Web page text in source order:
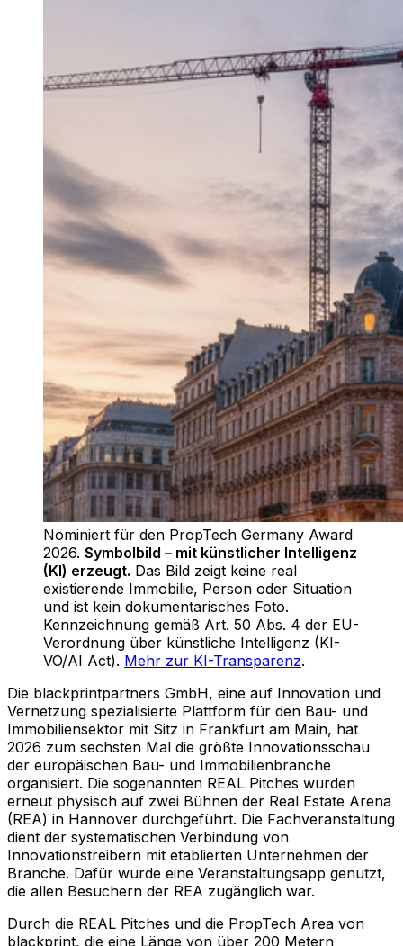
Nominiert für den PropTech Germany Award
2026. Symbolbild – mit künstlicher Intelligenz
(KI) erzeugt. Das Bild zeigt keine real
existierende Immobilie, Person oder Situation
und ist kein dokumentarisches Foto.
Kennzeichnung gemäß Art. 50 Abs. 4 der EU-
Verordnung über künstliche Intelligenz (KI-
VO/AI Act). Mehr zur KI-Transparenz.
Die blackprintpartners GmbH, eine auf Innovation und
Vernetzung spezialisierte Plattform für den Bau- und
Immobiliensektor mit Sitz in Frankfurt am Main, hat
2026 zum sechsten Mal die größte Innovationsschau
der europäischen Bau- und Immobilienbranche
organisiert. Die sogenannten REAL Pitches wurden
erneut physisch auf zwei Bühnen der Real Estate Arena
(REA) in Hannover durchgeführt. Die Fachveranstaltung
dient der systematischen Verbindung von
Innovationstreibern mit etablierten Unternehmen der
Branche. Dafür wurde eine Veranstaltungsapp genutzt,
die allen Besuchern der REA zugänglich war.
Durch die REAL Pitches und die PropTech Area von
blackprint, die eine Länge von über 200 Metern